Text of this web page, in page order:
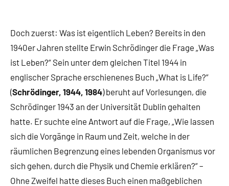
Doch zuerst: Was ist eigentlich Leben? Bereits in den
1940er Jahren stellte Erwin Schrödinger die Frage „Was
ist Leben?“ Sein unter dem gleichen Titel 1944 in
englischer Sprache erschienenes Buch „What is Life?“
(Schrödinger, 1944, 1984) beruht auf Vorlesungen, die
Schrödinger 1943 an der Universität Dublin gehalten
hatte. Er suchte eine Antwort auf die Frage, „Wie lassen
sich die Vorgänge in Raum und Zeit, welche in der
räumlichen Begrenzung eines lebenden Organismus vor
sich gehen, durch die Physik und Chemie erklären?“ –
Ohne Zweifel hatte dieses Buch einen maßgeblichen